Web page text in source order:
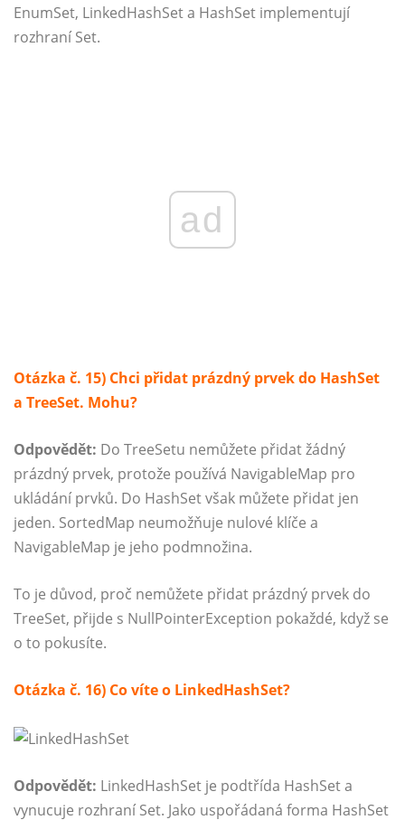
EnumSet, LinkedHashSet a HashSet implementují
rozhraní Set.
ad
Otázka č. 15) Chci přidat prázdný prvek do HashSet
a TreeSet. Mohu?
Odpovědět: Do TreeSetu nemůžete přidat žádný
prázdný prvek, protože používá NavigableMap pro
ukládání prvků. Do HashSet však můžete přidat jen
jeden. SortedMap neumožňuje nulové klíče a
NavigableMap je jeho podmnožina.
To je důvod, proč nemůžete přidat prázdný prvek do
TreeSet, přijde s NullPointerException pokaždé, když se
o to pokusíte.
Otázka č. 16) Co víte o LinkedHashSet?
Odpovědět: LinkedHashSet je podtřída HashSet a
vynucuje rozhraní Set. Jako uspořádaná forma HashSet